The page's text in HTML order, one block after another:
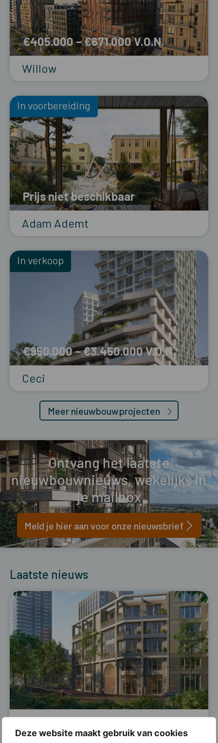
Deze website maakt gebruik van cookies
€405.000 – €671.000
Willow
In voorbereiding
Prijs niet beschikbaar
Adam Ademt
In verkoop
€950.000 – €3.450.000
Ceci
Meer nieuwbouwprojecten
Ontvang het laatste
nieuwbouwnieuws, wekelijks in
je mailbox
Meld je hier aan voor onze nieuwsbrief
Laatste nieuws
appartementen beschikbaar in